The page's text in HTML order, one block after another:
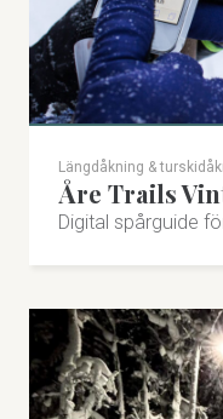
Längdåkning &
Åre Trails
Digital spårguide